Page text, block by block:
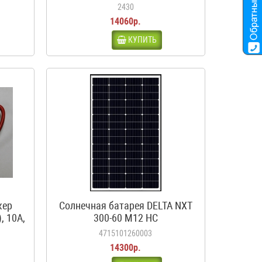
2430
14060р.
КУПИТЬ
10А,
Солнечная батарея DELTA NXT
300-60 M12 HC
4715101260003
14300р.